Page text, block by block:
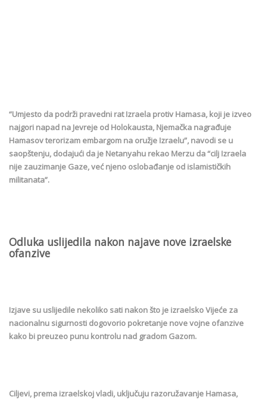
“Umjesto da podrži pravedni rat Izraela protiv Hamasa, koji je izveo
najgori napad na Jevreje od Holokausta, Njemačka nagrađuje
Hamasov terorizam embargom na oružje Izraelu”, navodi se u
saopštenju, dodajući da je Netanyahu rekao Merzu da “cilj Izraela
nije zauzimanje Gaze, već njeno oslobađanje od islamističkih
militanata”.
Odluka uslijedila nakon najave nove izraelske
ofanzive
Izjave su uslijedile nekoliko sati nakon što je izraelsko Vijeće za
nacionalnu sigurnosti dogovorio pokretanje nove vojne ofanzive
kako bi preuzeo punu kontrolu nad gradom Gazom.
Ciljevi, prema izraelskoj vladi, uključuju razoružavanje Hamasa,